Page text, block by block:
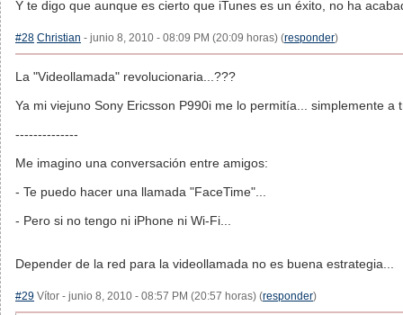
Y te digo que aunque es cierto que iTunes es un éxito, no ha
#28 Christian - junio 8, 2010 - 08:09 PM (20:09 horas) (responder)
La "Videollamada" revolucionaria...???
Ya mi viejuno Sony Ericsson P990i me lo permitía... simplemente a
--------------
Me imagino una conversación entre amigos:
- Te puedo hacer una llamada "FaceTime"...
- Pero si no tengo ni iPhone ni Wi-Fi...
Depender de la red para la videollamada no es buena estrategia...
#29 Vítor - junio 8, 2010 - 08:57 PM (20:57 horas) (responder)